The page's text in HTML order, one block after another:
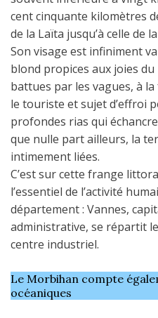
cent cinquante kilomètres
de la Laïta jusqu’à celle de
Son visage est infiniment
blond propices aux joies
battues par les vagues, à
le touriste et sujet d’effroi
profondes rias qui
que nulle part ailleurs, la
intimement liées.
C’est sur cette frange
l’essentiel de l’activité
département : Vannes,
administrative, se répartit
centre industriel.
Le Morbihan compte
océaniques